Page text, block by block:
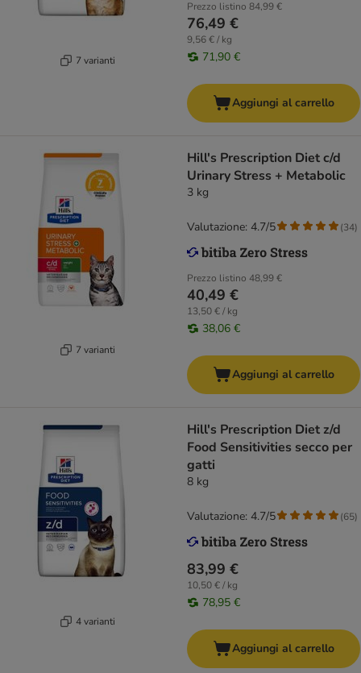
7 varianti
Prezzo listino 84,99 €
76,49 €
9,56 € / kg
71,90 €
Aggiungi al carrello
7 varianti
Hill's Prescription Diet c/d
Urinary Stress + Metabolic
3 kg
Prezzo listino 48,99 €
40,49 €
13,50 € / kg
38,06 €
Valutazione: 4.7/5 (34)
Aggiungi al carrello
4 varianti
Hill's Prescription Diet z/d
Food Sensitivities secco per
gatti
8 kg
83,99 €
10,50 € / kg
78,95 €
Valutazione: 4.7/5 (65)
Aggiungi al carrello